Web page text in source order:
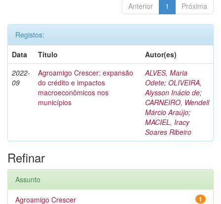
Anterior 1 Próxima
Registos:
Data
Título
Autor(es)
2022-
09
Agroamigo Crescer: expansão
do crédito e impactos
macroeconômicos nos
municípios
ALVES, Maria
Odete; OLIVEIRA,
Alysson Inácio de;
CARNEIRO, Wendell
Márcio Araújo;
MACIEL, Iracy
Soares Ribeiro
Refinar
Assunto
1
Agroamigo Crescer